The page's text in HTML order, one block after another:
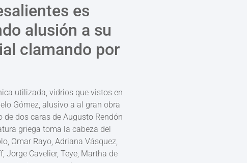
es
alusión a su
clamando por
utilizada, vidrios que vistos en
Gómez, alusivo a al gran obra
de dos caras de Augusto Rendón
griega toma la cabeza del
Omar Rayo, Adriana Vásquez,
Cavelier, Teye, Martha de